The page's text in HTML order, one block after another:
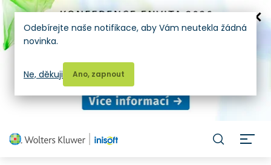
Odebírejte naše notifikace, aby Vám neutekla žádná
novinka.
Ano, zapnout
Ne, děkuji